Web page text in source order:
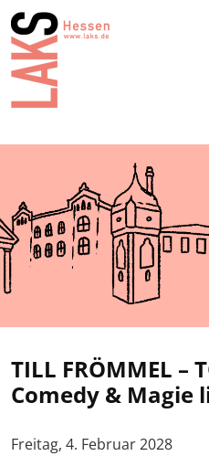
TILL FRÖMMEL –
Comedy & Magie
Tag der Veranstaltung:
Freitag, 4. Februar 2028